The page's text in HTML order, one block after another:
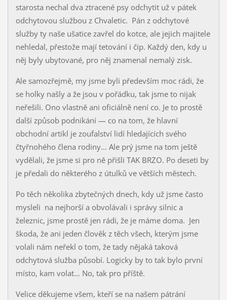
starosta nechal dva ztracené psy odchytit už v pátek
odchytovou službou z Chvaletic. Pán z odchytové
služby ty naše ušatice zavřel do kotce, ale jejich majitele
nehledal, přestože mají tetování i čip. Každý den, kdy u
něj byly ubytované, pro něj znamenal nemalý zisk.
Ale samozřejmě, my jsme byli především moc rádi, že
se holky našly a že jsou v pořádku, tak jsme to nijak
neřešili. Ono vlastně ani oficiálně není co. Je to prostě
další způsob podnikání — co na tom, že hlavní
obchodní artikl je zoufalství lidí hledajících svého
čtyřnohého člena rodiny… Ale prý jsme na tom ještě
vydělali, že jsme si pro ně přišli TAK BRZO. Po deseti by
je předali do některého z útulků ve větších městech.
Po těch několika zbytečných dnech, kdy už jsme často
mysleli na nejhorší a obvolávali i správy silnic a
železnic, jsme prostě jen rádi, že je máme doma. Jen
škoda, že ani jeden člověk z těch všech, kterým jsme
volali nám neřekl o tom, že tady nějaká taková
odchytová služba působí. Logicky by to tak bylo první
místo, kam volat… No, tak pro příště.
Velice děkujeme všem, kteří se na našem pátrání